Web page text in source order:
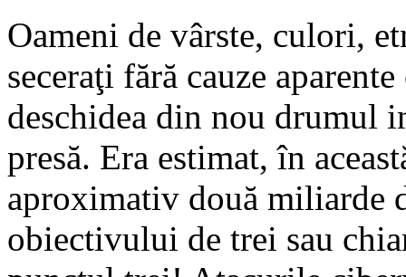
Oameni de vârste, culori,
seceraţi fără cauze
deschidea din nou drumul
presă. Era estimat, în
aproximativ două miliarde
obiectivului de trei sau